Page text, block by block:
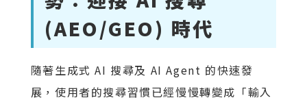
(AEO/GEO) 時代
隨著生成式 AI 搜尋及 AI Agent 的快速發
展，使用者的搜尋習慣已經慢慢轉變成「輸入